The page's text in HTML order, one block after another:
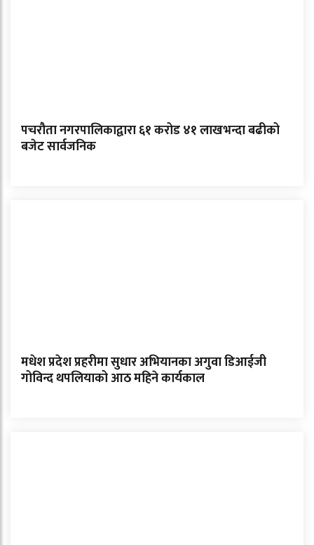
पचरौता नगरपालिकाद्वारा ६१ करोड ४१ लाखभन्दा बढीको
बजेट सार्वजनिक
मधेश प्रदेश प्रहरीमा सुधार अभियानका अगुवा डिआईजी
गोविन्द थपलियाको आठ महिने कार्यकाल